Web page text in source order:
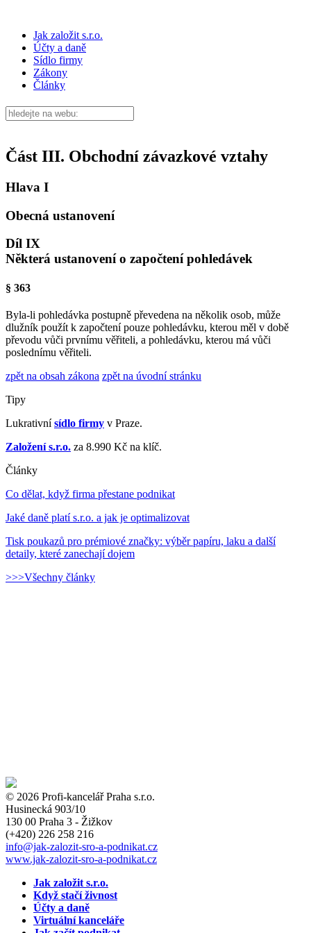
Jak založit s.r.o.
Účty a daně
Sídlo firmy
Zákony
Články
Část III. Obchodní závazkové vztahy
Hlava I
Obecná ustanovení
Díl IX
Některá ustanovení o započtení pohledávek
§ 363
Byla-li pohledávka postupně převedena na několik osob, může
dlužník použít k započtení pouze pohledávku, kterou měl v době
převodu vůči prvnímu věřiteli, a pohledávku, kterou má vůči
poslednímu věřiteli.
zpět na obsah zákona zpět na úvodní stránku
Tipy
Lukrativnísídlo firmy v Praze.
Založení s.r.o. za 8.990 Kč na klíč.
Články
Co dělat, když firma přestane podnikat
Jaké daně platí s.r.o. a jak je optimalizovat
Tisk poukazů pro prémiové značky: výběr papíru, laku a další
detaily, které zanechají dojem
>>>Všechny články
© 2026 Profi-kancelář Praha s.r.o.
Husinecká 903/10
130 00 Praha 3 - Žižkov
(+420) 226 258 216
info@jak-zalozit-sro-a-podnikat.cz
www.jak-zalozit-sro-a-podnikat.cz
Jak založit s.r.o.
Když stačí živnost
Účty a daně
Virtuální kanceláře